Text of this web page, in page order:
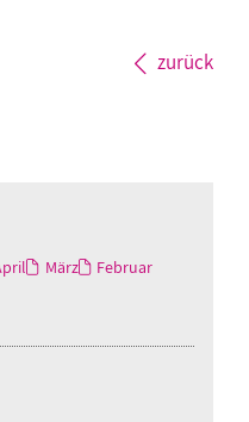
zurück
März
Februar